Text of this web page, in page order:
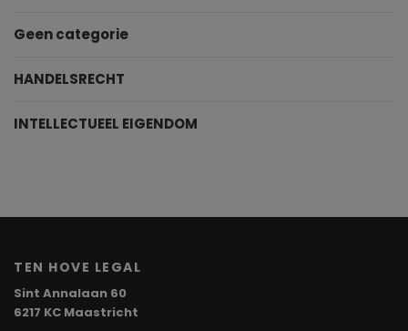
Geen categorie
HANDELSRECHT
INTELLECTUEEL EIGENDOM
TEN HOVE LEGAL
Sint Annalaan 60
6217 KC Maastricht